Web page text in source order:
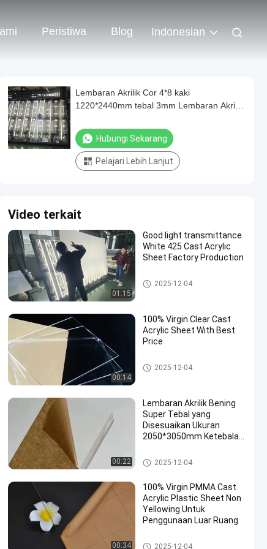
Peristiwa Blog Indonesian
Lembaran Akrilik Cor 4*8 kaki
1220*2440mm tebal 3mm Lembaran Akrilik
Hubungi Sekarang
Pelajari Lebih Lanjut
Video terkait
01:15
Good light transmittance
White 425 Cast Acrylic
Sheet Factory Production
Lembar akrilik tuang
2025-12-04
00:14
100% Virgin Clear Cast
Acrylic Sheet With Best
Price
Lembar akrilik tuang
2025-12-04
00:22
Lembaran Akrilik Bening
Super Tebal yang
Disesuaikan Ukuran
2050*3050mm Ketebalan
Lembar akrilik tuang
2025-12-04
00:34
100% Virgin PMMA Cast
Acrylic Plastic Sheet Non
Yellowing Untuk
Penggunaan Luar Ruang
Lembar akrilik tuang
2025-12-04